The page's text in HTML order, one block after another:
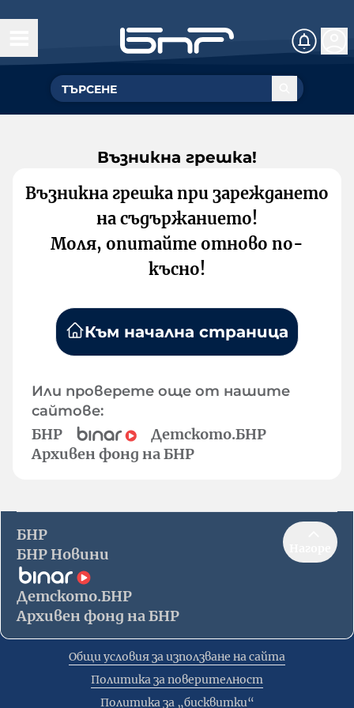
Възникна грешка!
Възникна грешка при зареждането
на съдържанието!
Моля, опитайте отново по-
късно!
Към начална страница
Или проверете още от нашите
сайтове:
БНР
Детското.БНР
Архивен фонд на БНР
БНР
БНР Новини
Детското.БНР
Архивен фонд на БНР
Общи условия за използване на сайта
Политика за поверителност
Политика за „бисквитки“